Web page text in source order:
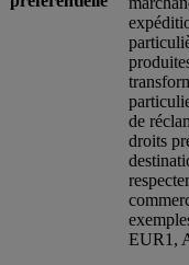
de
droits
EUR1,